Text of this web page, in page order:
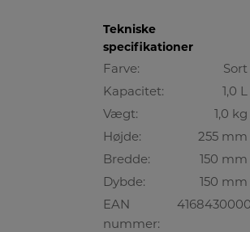
Tekniske
specifikationer
Farve:
Sort
Kapacitet:
1,0 L
Vægt:
1,0 kg
Højde:
255 mm
Bredde:
150 mm
Dybde:
150 mm
EAN
nummer: